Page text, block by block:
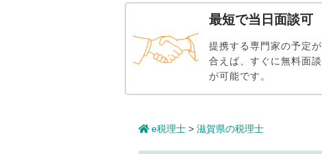
最短で当日面談可
提携する専門家の予定が
合えば、すぐに無料面談
が可能です。
e税理士 > 滋賀県の税理士